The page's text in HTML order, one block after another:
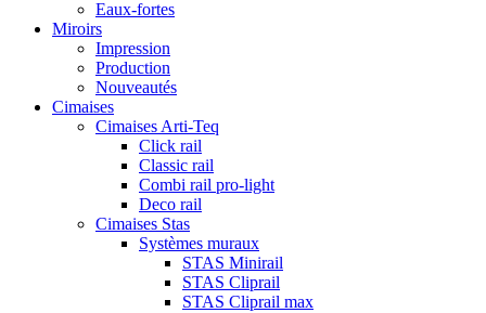
Eaux-fortes
Miroirs
Impression
Production
Nouveautés
Cimaises
Cimaises Arti-Teq
Click rail
Classic rail
Combi rail pro-light
Deco rail
Cimaises Stas
Systèmes muraux
STAS Minirail
STAS Cliprail
STAS Cliprail max